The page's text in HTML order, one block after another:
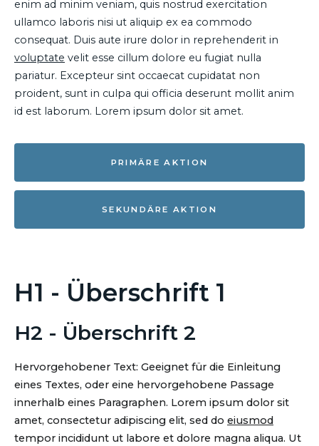
enim ad minim veniam, quis nostrud exercitation
ullamco laboris nisi ut aliquip ex ea commodo
consequat. Duis aute irure dolor in reprehenderit in
voluptate velit esse cillum dolore eu fugiat nulla
pariatur. Excepteur sint occaecat cupidatat non
proident, sunt in culpa qui officia deserunt mollit anim
id est laborum. Lorem ipsum dolor sit amet.
PRIMÄRE AKTION
SEKUNDÄRE AKTION
H1 - Überschrift 1
H2 - Überschrift 2
Hervorgehobener Text: Geeignet für die Einleitung
eines Textes, oder eine hervorgehobene Passage
innerhalb eines Paragraphen. Lorem ipsum dolor sit
amet, consectetur adipiscing elit, sed do eiusmod
tempor incididunt ut labore et dolore magna aliqua. Ut